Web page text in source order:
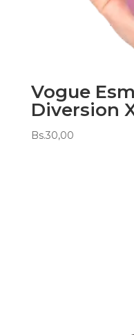
Vogue
Diversion
Bs.30,00